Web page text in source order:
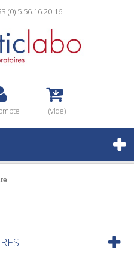
(0) 5.56.16.20.16
(vide)